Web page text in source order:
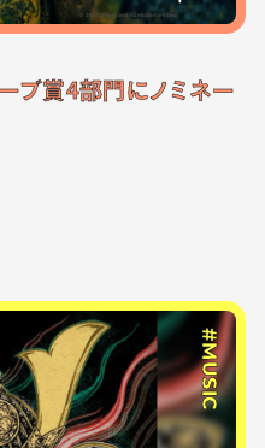
ブ賞4部門にノミネー
#MUSIC